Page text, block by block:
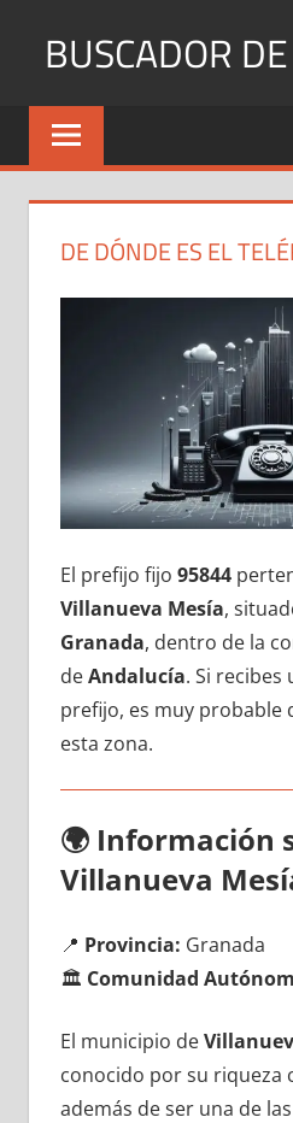
BUSCADOR
Identifica
Números
y
DE DÓNDE ES EL
El prefijo fijo 95844
Villanueva Mesía,
Granada, dentro dе la
dеAndalucía. Si recibes
prefijo, es muy probable
esta zona.
🌍 Información
Villanueva
📍 Provincia: Granada
🏛️ Comunidad
El municipio dе
conocido pοr su riqueza
además dе ser una dе